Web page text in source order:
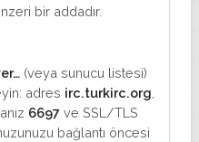
bir addadır.
(veya sunucu listesi)
adres irc.turkirc.org,
6697ve SSL/TLS
bağlantı öncesi